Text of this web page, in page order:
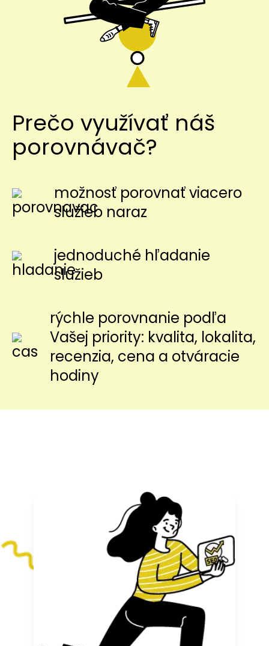
Prečo využívať náš
porovnávač?
možnosť porovnať viacero
služieb naraz
jednoduché hľadanie
služieb
rýchle porovnanie podľa
Vašej priority: kvalita, lokalita,
recenzia, cena a otváracie
hodiny